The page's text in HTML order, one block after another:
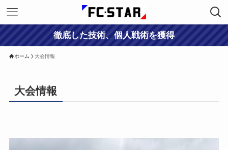
徹底した技術、個人戦術を獲得
ホーム 大会情報
大会情報